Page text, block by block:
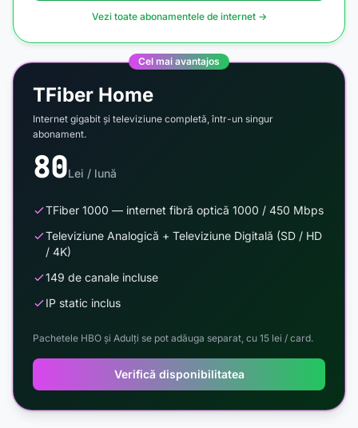
Vezi toate abonamentele de internet →
Cel mai avantajos
TFiber Home
Internet gigabit și televiziune completă, într-un singur
abonament.
80Lei / lună
TFiber 1000 — internet fibră optică 1000 / 450 Mbps
Televiziune Analogică + Televiziune Digitală (SD / HD
/ 4K)
149 de canale incluse
IP static inclus
Pachetele HBO și Adulți se pot adăuga separat, cu 15 lei / card.
Verifică disponibilitatea